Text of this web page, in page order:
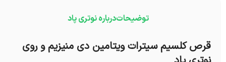
توضیحاتدرباره نوتری پاد
قرص کلسیم سیترات ویتامین دی منیزیم و روی